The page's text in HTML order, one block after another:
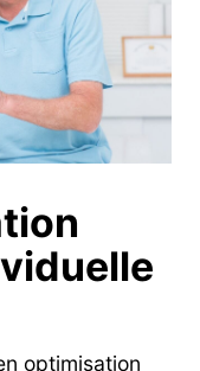
optimisation